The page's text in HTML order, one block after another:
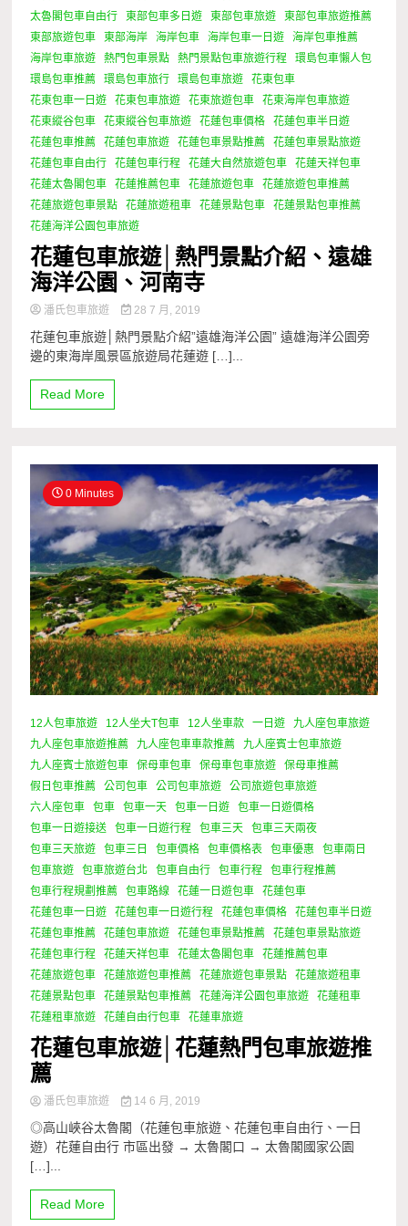
太魯閣包車自由行
東部包車多日遊 東部包車旅遊
東部包車旅遊推薦
東部旅遊包車
東部海岸 海岸包車 海岸包車一日遊
海岸包車推薦
海岸包車旅遊
熱門包車景點 熱門景點包車旅遊行程
環島包車懶人包
環島包車推薦
環島包車旅行 環島包車旅遊
花東包車
花東包車一日遊
花東包車旅遊 花東旅遊包車
花東海岸包車旅遊
花東縱谷包車
花東縱谷包車旅遊 花蓮包車價格
花蓮包車半日遊
花蓮包車推薦
花蓮包車旅遊 花蓮包車景點推薦
花蓮包車景點旅遊
花蓮包車自由行
花蓮包車行程 花蓮大自然旅遊包車
花蓮天祥包車
花蓮太魯閣包車
花蓮推薦包車 花蓮旅遊包車
花蓮旅遊包車推薦
花蓮旅遊包車景點
花蓮旅遊租車 花蓮景點包車
花蓮景點包車推薦
花蓮海洋公園包車旅遊
花蓮包車旅遊│熱門景點介紹、遠雄
海洋公園、河南寺
潘氏包車旅遊 28 7 月, 2019
花蓮包車旅遊│熱門景點介紹”遠雄海洋公園” 遠雄海洋公園旁
邊的東海岸風景區旅遊局花蓮遊 […]...
Read More
0 Minutes
12人包車旅遊 12人坐大T包車 12人坐車款 一日遊
九人座包車旅遊
九人座包車旅遊推薦
九人座包車車款推薦
九人座賓士包車旅遊
九人座賓士旅遊包車
保母車包車 保母車包車旅遊
保母車推薦
假日包車推薦
公司包車 公司包車旅遊
公司旅遊包車旅遊
六人座包車
包車 包車一天 包車一日遊
包車一日遊價格
包車一日遊接送
包車一日遊行程 包車三天
包車三天兩夜
包車三天旅遊
包車三日 包車價格 包車價格表 包車優惠
包車兩日
包車旅遊
包車旅遊台北 包車自由行 包車行程
包車行程推薦
包車行程規劃推薦
包車路線 花蓮一日遊包車
花蓮包車
花蓮包車一日遊
花蓮包車一日遊行程 花蓮包車價格
花蓮包車半日遊
花蓮包車推薦
花蓮包車旅遊 花蓮包車景點推薦
花蓮包車景點旅遊
花蓮包車行程
花蓮天祥包車 花蓮太魯閣包車
花蓮推薦包車
花蓮旅遊包車
花蓮旅遊包車推薦 花蓮旅遊包車景點
花蓮旅遊租車
花蓮景點包車
花蓮景點包車推薦 花蓮海洋公園包車旅遊
花蓮租車
花蓮租車旅遊
花蓮自由行包車 花蓮車旅遊
花蓮包車旅遊│花蓮熱門包車旅遊推
薦
潘氏包車旅遊 14 6 月, 2019
◎高山峽谷太魯閣（花蓮包車旅遊、花蓮包車自由行、一日
遊）花蓮自由行 市區出發 → 太魯閣口 → 太魯閣國家公園
[…]...
Read More